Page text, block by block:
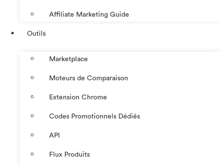
Affiliate Marketing Guide
Outils
Marketplace
Moteurs de Comparaison
Extension Chrome
Codes Promotionnels Dédiés
API
Flux Produits